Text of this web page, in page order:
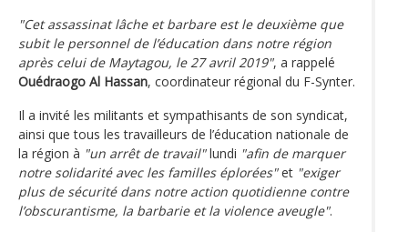
"Cet assassinat lâche et barbare est le deuxième que
subit le personnel de l’éducation dans notre région
après celui de Maytagou, le 27 avril 2019", a rappelé
Ouédraogo Al Hassan, coordinateur régional du F-Synter.
Il a invité les militants et sympathisants de son syndicat,
ainsi que tous les travailleurs de l’éducation nationale de
la région à "un arrêt de travail"lundi "afin de marquer
notre solidarité avec les familles éplorées"et "exiger
plus de sécurité dans notre action quotidienne contre
l’obscurantisme, la barbarie et la violence aveugle".